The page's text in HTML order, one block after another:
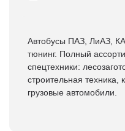
Автобусы ПАЗ, ЛиАЗ,
тюнинг. Полный
спецтехники:
строительная техника,
грузовые автомобили.